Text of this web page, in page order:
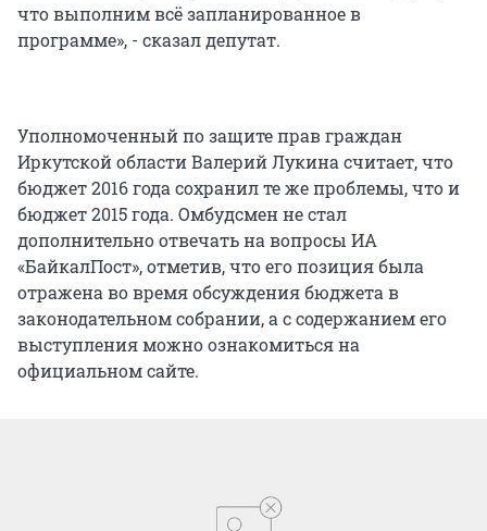
что выполним всё запланированное в
программе», - сказал депутат.
Уполномоченный по защите прав граждан
Иркутской области Валерий Лукина считает, что
бюджет 2016 года сохранил те же проблемы, что и
бюджет 2015 года. Омбудсмен не стал
дополнительно отвечать на вопросы ИА
«БайкалПост», отметив, что его позиция была
отражена во время обсуждения бюджета в
законодательном собрании, а с содержанием его
выступления можно ознакомиться на
официальном сайте.